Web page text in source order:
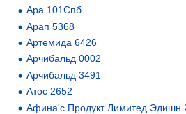
Ара 101Спб
Арап 5368
Артемида 6426
Арчибальд 0002
Арчибальд 3491
Атос 2652
Афина'с Продукт Лимитед Эдишн